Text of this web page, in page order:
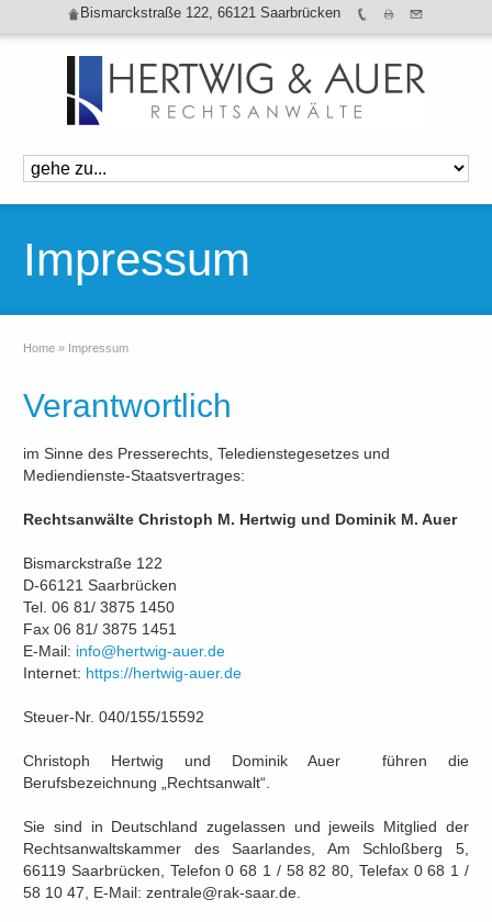
Bismarckstraße 122, 66121 Saarbrücken
Impressum
Home » Impressum
Verantwortlich
im Sinne des Presserechts, Teledienstegesetzes und
Mediendienste-Staatsvertrages:
Rechtsanwälte Christoph M. Hertwig und Dominik M. Auer
Bismarckstraße 122
D-66121 Saarbrücken
Tel. 06 81/ 3875 1450
Fax 06 81/ 3875 1451
E-Mail: info@hertwig-auer.de
Internet: https://hertwig-auer.de
Steuer-Nr. 040/155/15592
Christoph Hertwig und Dominik Auer führen die
Berufsbezeichnung „Rechtsanwalt“.
Sie sind in Deutschland zugelassen und jeweils Mitglied der
Rechtsanwaltskammer des Saarlandes, Am Schloßberg 5,
66119 Saarbrücken, Telefon 0 68 1 / 58 82 80, Telefax 0 68 1 /
58 10 47, E-Mail:zentrale@rak-saar.de